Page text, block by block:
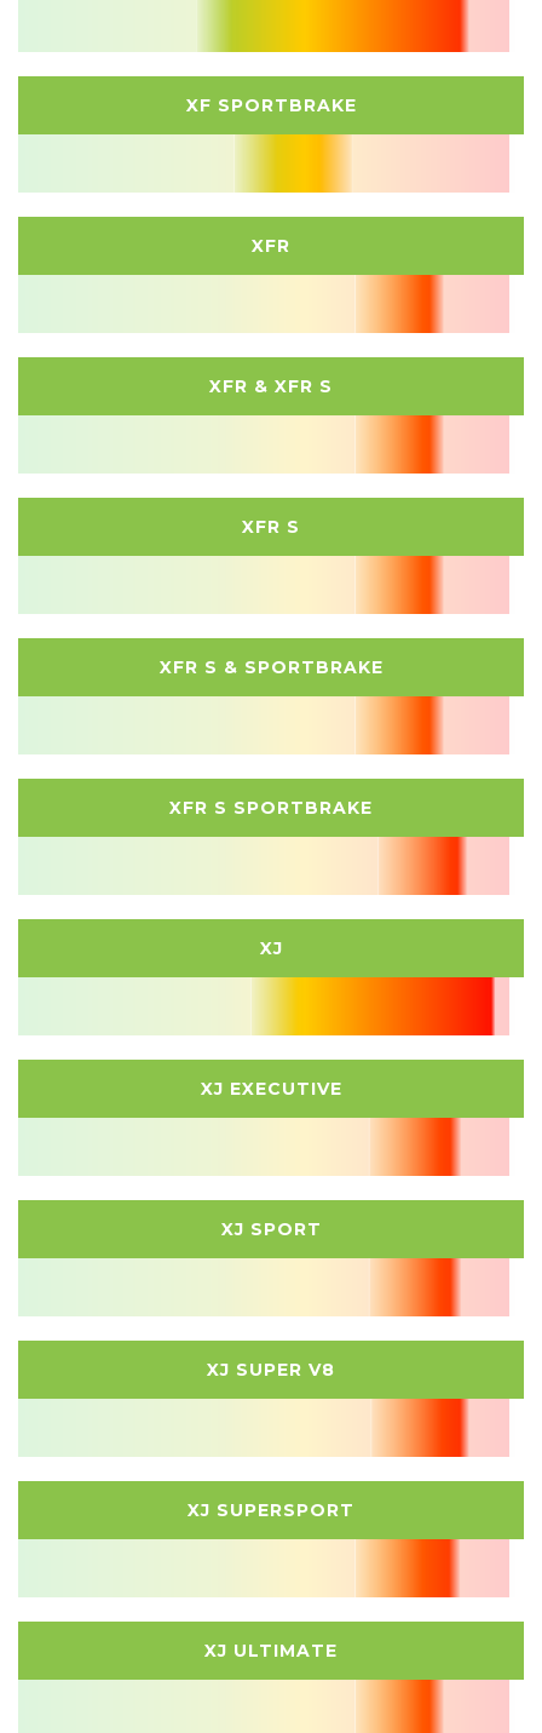
XF SPORTBRAKE
XFR
XFR & XFR S
XFR S
XFR S & SPORTBRAKE
XFR S SPORTBRAKE
XJ
XJ EXECUTIVE
XJ SPORT
XJ SUPER V8
XJ SUPERSPORT
XJ ULTIMATE